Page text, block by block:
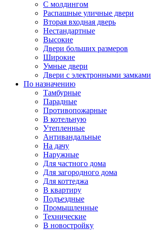
С молдингом
Распашные уличные двери
Вторая входная дверь
Нестандартные
Высокие
Двери больших размеров
Широкие
Умные двери
Двери с электронными замками
По назначению
Тамбурные
Парадные
Противопожарные
В котельную
Утепленные
Антивандальные
На дачу
Наружные
Для частного дома
Для загородного дома
Для коттеджа
В квартиру
Подъездные
Промышленные
Технические
В новостройку